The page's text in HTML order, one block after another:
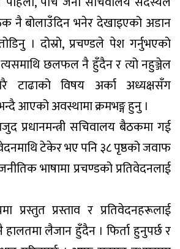
नै बोलाउँदिन भनेर देखाइएको अडान
। दोस्रो, प्रचण्डले पेश गर्नुभएको
त्यसमाथि छलफल नै हुँदैन र त्यो नहुञ्जेल
विषय अर्का अध्यक्षसँग
आएको अवस्थामा क्रमभङ्ग हुनु ।
प्रधानमन्त्री सचिवालय बैठकमा गई
टेकेर भए पनि ३८ पृष्ठको जवाफ
भाषामा प्रचण्डको प्रतिवेदनलाई
प्रस्तुत प्रस्ताव र प्रतिवेदनहरूलाई
हालतमा लैजान हुँदैन । फिर्ता हुनुपर्छ र